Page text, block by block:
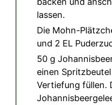
lassen.
Die Mohn-
und 2 EL
50 g
einen
Vertiefung füllen.